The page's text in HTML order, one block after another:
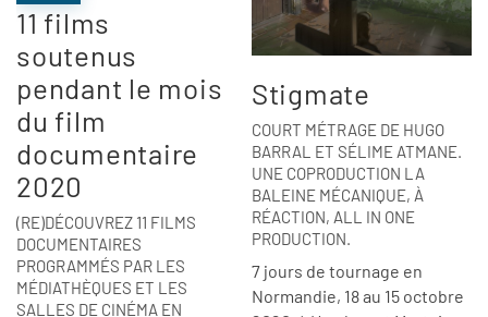
11 films
soutenus
pendant le mois
du film
documentaire
2020
(RE)DÉCOUVREZ 11 FILMS
DOCUMENTAIRES
PROGRAMMÉS PAR LES
MÉDIATHÈQUES ET LES
SALLES DE CINÉMA EN
Stigmate
COURT MÉTRAGE DE HUGO
BARRAL ET SÉLIME ATMANE.
UNE COPRODUCTION LA
BALEINE MÉCANIQUE, À
RÉACTION, ALL IN ONE
PRODUCTION.
7 jours de tournage en
Normandie, 18 au 15 octobre